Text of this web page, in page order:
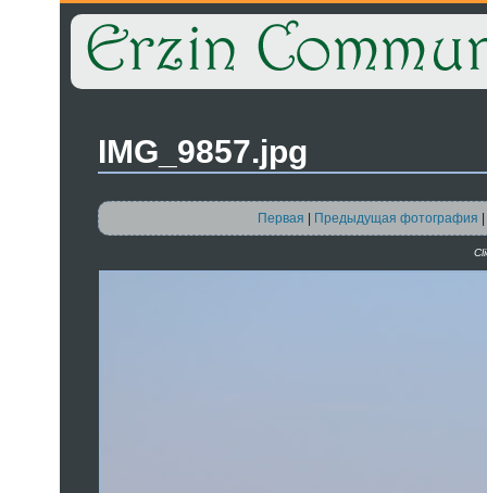
IMG_9857.jpg
Первая Предыдущая фотография